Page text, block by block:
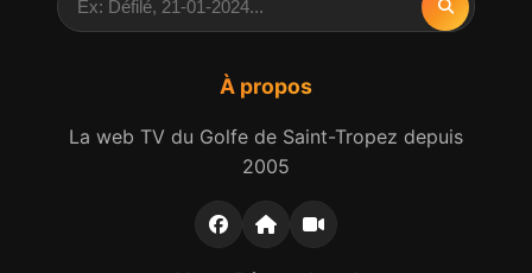
À propos
La web TV du Golfe de Saint-Tropez depuis
2005